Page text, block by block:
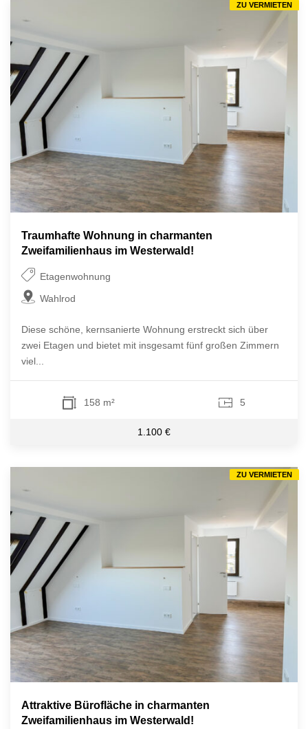
Traumhafte Wohnung in charmanten
Zweifamilienhaus im Westerwald!
Etagenwohnung
Wahlrod
Diese schöne, kernsanierte Wohnung erstreckt sich über
zwei Etagen und bietet mit insgesamt fünf großen Zimmern
viel...
158 m² 5
1.100 €
ZU VERMIETEN
Attraktive Bürofläche in charmanten
Zweifamilienhaus im Westerwald!
ZU VERMIETEN